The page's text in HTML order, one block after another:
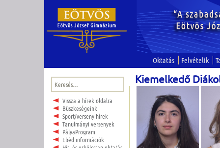
Oktatás Felvételik
Keresés:
Vissza a hírek oldalra
Büszkeségeink
Sport/verseny hírek
Tanulmányi versenyek
PályaProgram
Ebéd információk
Kiemelkedő